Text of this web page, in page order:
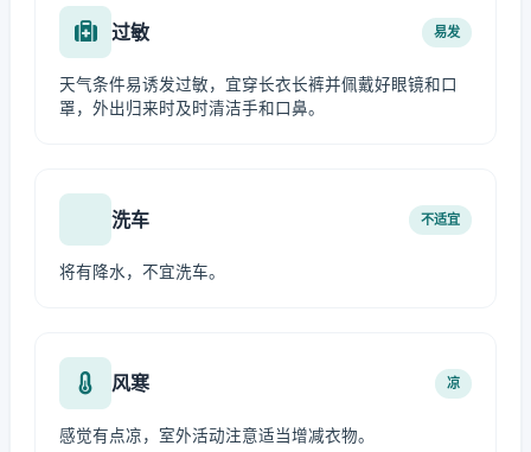
过敏 易发
天气条件易诱发过敏，宜穿长衣长裤并佩戴好眼镜和口
罩，外出归来时及时清洁手和口鼻。
洗车 不适宜
将有降水，不宜洗车。
风寒 凉
感觉有点凉，室外活动注意适当增减衣物。